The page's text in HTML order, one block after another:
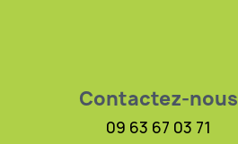
Contactez-nous
09 63 67 03 71